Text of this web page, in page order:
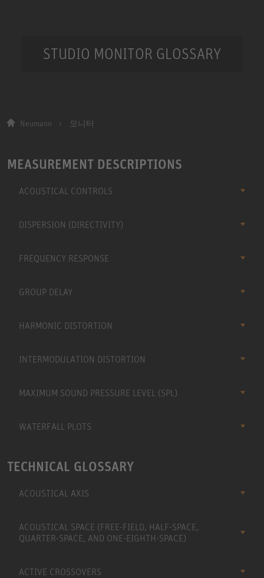
STUDIO MONITOR GLOSSARY
Neumann 모니터
MEASUREMENT DESCRIPTIONS
ACOUSTICAL CONTROLS
DISPERSION (DIRECTIVITY)
FREQUENCY RESPONSE
GROUP DELAY
HARMONIC DISTORTION
INTERMODULATION DISTORTION
MAXIMUM SOUND PRESSURE LEVEL (SPL)
WATERFALL PLOTS
TECHNICAL GLOSSARY
ACOUSTICAL AXIS
ACOUSTICAL SPACE (FREE-FIELD, HALF-SPACE,
QUARTER-SPACE, AND ONE-EIGHTH-SPACE)
ACTIVE CROSSOVERS